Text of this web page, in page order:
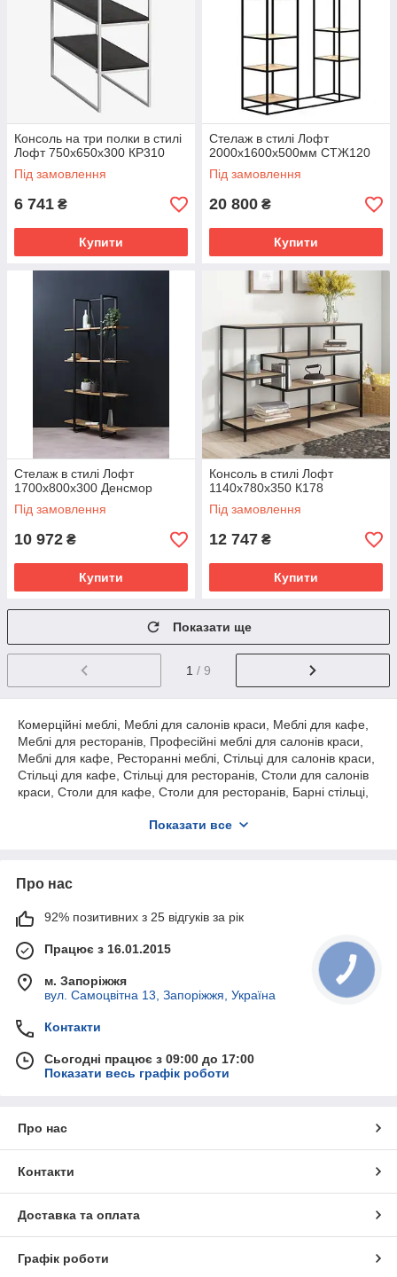
Консоль на три полки в стилі
Лофт 750х650х300 КР310
Під замовлення
6 741 ₴
Купити
Стелаж в стилі Лофт
2000х1600х500мм СТЖ120
Під замовлення
20 800 ₴
Купити
Стелаж в стилі Лофт
1700х800х300 Денсмор
Під замовлення
10 972 ₴
Купити
Консоль в стилі Лофт
1140х780х350 К178
Під замовлення
12 747 ₴
Купити
Показати ще
1 / 9
Комерційні меблі, Меблі для салонів краси, Меблі для кафе,
Меблі для ресторанів, Професійні меблі для салонів краси,
Меблі для кафе, Ресторанні меблі, Стільці для салонів краси,
Стільці для кафе, Стільці для ресторанів, Столи для салонів
краси, Столи для кафе, Столи для ресторанів, Барні стільці,
Барні стійки, Професійні крісла для салонів краси, Барні
ресторанів .
Нова пошта, Міст Експрес, Делівері та попутними
замовником
Показати все
Про нас
92% позитивних з 25 відгуків за рік
Працює з 16.01.2015
м. Запоріжжя
вул. Самоцвітна 13, Запоріжжя, Україна
Контакти
Сьогодні працює з 09:00 до 17:00
Показати весь графік роботи
Про нас
Контакти
Доставка та оплата
Графік роботи